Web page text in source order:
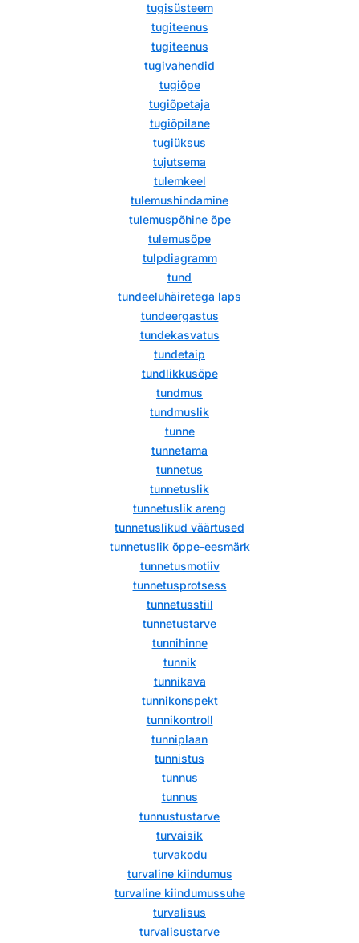
tugisüsteem
tugiteenus
tugiteenus
tugivahendid
tugiõpe
tugiõpetaja
tugiõpilane
tugiüksus
tujutsema
tulemkeel
tulemushindamine
tulemuspõhine õpe
tulemusõpe
tulpdiagramm
tund
tundeeluhäiretega laps
tundeergastus
tundekasvatus
tundetaip
tundlikkusõpe
tundmus
tundmuslik
tunne
tunnetama
tunnetus
tunnetuslik
tunnetuslik areng
tunnetuslikud väärtused
tunnetuslik õppe-eesmärk
tunnetusmotiiv
tunnetusprotsess
tunnetusstiil
tunnetustarve
tunnihinne
tunnik
tunnikava
tunnikonspekt
tunnikontroll
tunniplaan
tunnistus
tunnus
tunnus
tunnustustarve
turvaisik
turvakodu
turvaline kiindumus
turvaline kiindumussuhe
turvalisus
turvalisustarve